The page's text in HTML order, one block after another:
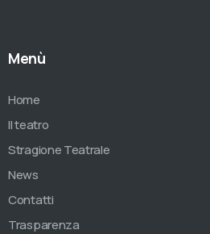
Menù
Home
Il teatro
Stragione Teatrale
News
Contatti
Trasparenza